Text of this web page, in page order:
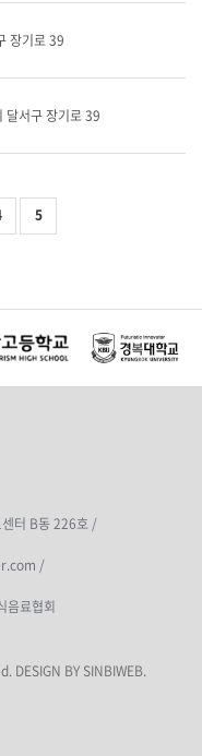
장기로 39
달서구 장기로 39
5
센터 B동 226호 /
/
음료협회
DESIGN BY SINBIWEB.